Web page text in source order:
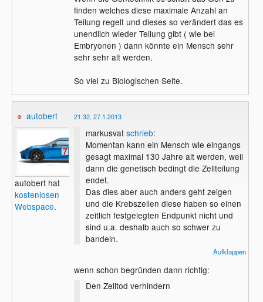
finden welches diese maximale Anzahl an
Teilung regelt und dieses so verändert das es
unendlich wieder Teilung gibt ( wie bei
Embryonen ) dann könnte ein Mensch sehr
sehr sehr alt werden.
So viel zu Biologischen Seite.
autobert
autobert hat
kostenlosen
Webspace.
21:32, 27.1.2013
markusvat schrieb:
Momentan kann ein Mensch wie eingangs
gesagt maximal 130 Jahre alt werden, weil
dann die genetisch bedingt die Zellteilung
endet.
Das dies aber auch anders geht zeigen
und die Krebszellen diese haben so einen
zeitlich festgelegten Endpunkt nicht und
sind u.a. deshalb auch so schwer zu
bandeln.
zu finden welches diese maximale Anzahl
an Teilung regelt und dieses so verändert
Aufklappen
wenn schon begründen dann richtig:
Den Zelltod verhindern